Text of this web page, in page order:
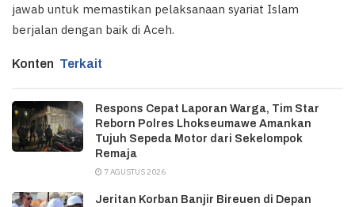
jawab untuk memastikan pelaksanaan syariat Islam
berjalan dengan baik di Aceh.
Konten Terkait
Respons Cepat Laporan Warga, Tim Star
Reborn Polres Lhokseumawe Amankan
Tujuh Sepeda Motor dari Sekelompok
Remaja
7 AGUSTUS 2026
Jeritan Korban Banjir Bireuen di Depan